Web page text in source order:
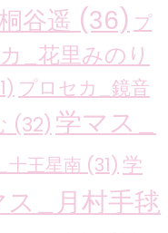
谷遥 (36) プ
_花里みのり
プロセカ_鏡音
(32) 学マス_
十王星南 (31) 学
ス_月村手毬